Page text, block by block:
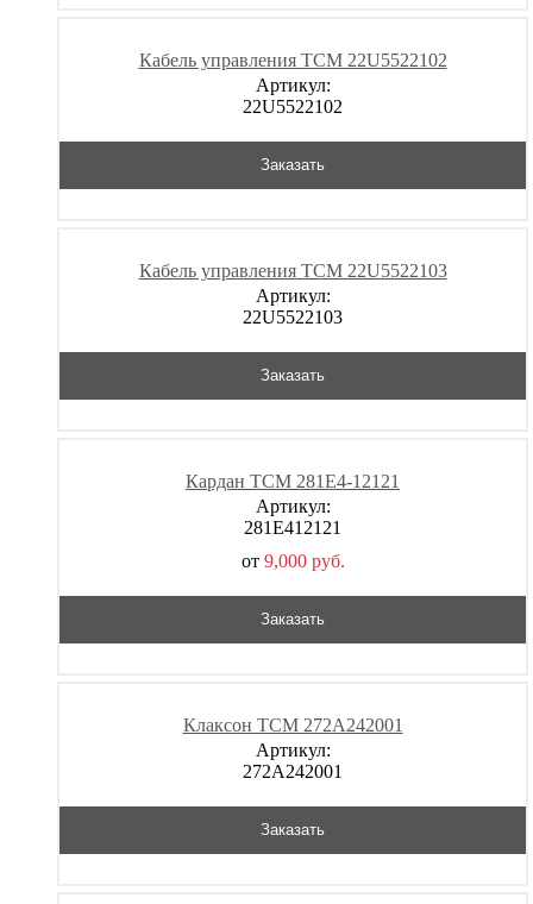
Кабель управления TCM 22U5522102
Артикул:
22U5522102
Заказать
Кабель управления TCM 22U5522103
Артикул:
22U5522103
Заказать
Кардан TCM 281E4-12121
Артикул:
281E412121
от 9,000 руб.
Заказать
Клаксон TCM 272A242001
Артикул:
272A242001
Заказать